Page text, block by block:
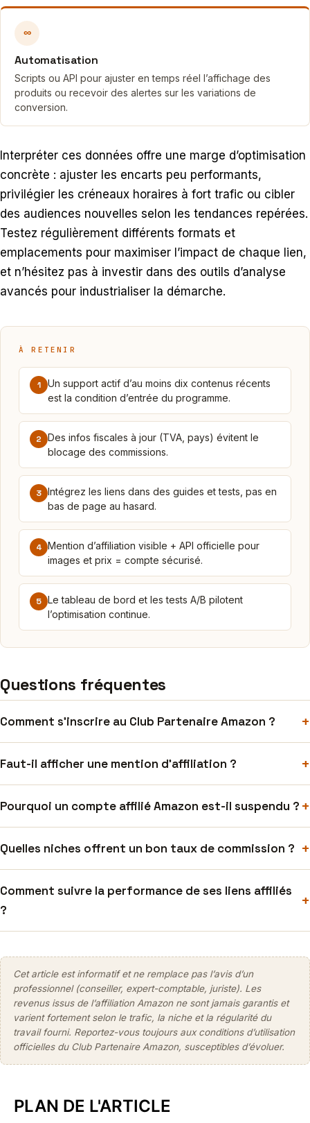
∞
Automatisation
Scripts ou API pour ajuster en temps réel l’affichage des
produits ou recevoir des alertes sur les variations de
conversion.
Interpréter ces données offre une marge d’optimisation
concrète : ajuster les encarts peu performants,
privilégier les créneaux horaires à fort trafic ou cibler
des audiences nouvelles selon les tendances repérées.
Testez régulièrement différents formats et
emplacements pour maximiser l’impact de chaque lien,
et n’hésitez pas à investir dans des outils d’analyse
avancés pour industrialiser la démarche.
À RETENIR
1
Un support actif d’au moins dix contenus récents
est la condition d’entrée du programme.
2
Des infos fiscales à jour (TVA, pays) évitent le
blocage des commissions.
3 Intégrez les liens dans des guides et tests, pas en
bas de page au hasard.
4 Mention d’affiliation visible + API officielle pour
images et prix = compte sécurisé.
5 Le tableau de bord et les tests A/B pilotent
l’optimisation continue.
Questions fréquentes
Comment s’inscrire au Club Partenaire Amazon ? +
Faut-il afficher une mention d’affiliation ? +
Pourquoi un compte affilié Amazon est-il suspendu ? +
Quelles niches offrent un bon taux de commission ? +
Comment suivre la performance de ses liens affiliés
?
+
Cet article est informatif et ne remplace pas l’avis d’un
professionnel (conseiller, expert-comptable, juriste). Les
revenus issus de l’affiliation Amazon ne sont jamais garantis et
varient fortement selon le trafic, la niche et la régularité du
travail fourni. Reportez-vous toujours aux conditions d’utilisation
officielles du Club Partenaire Amazon, susceptibles d’évoluer.
PLAN DE L'ARTICLE